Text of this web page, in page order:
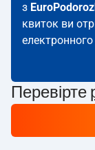
з
квиток ви
Перевірте